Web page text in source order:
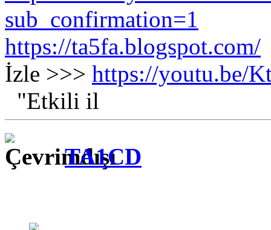
sub_confirmation=1
https://ta5fa.blogspot.com/
İzle >>> https://youtu.be/
"Etkili il
TA1CD